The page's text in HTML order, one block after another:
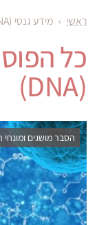
ראשי › מידע גנטי (DNA)
כל
(DNA)
הסבר מושגים ומונחי